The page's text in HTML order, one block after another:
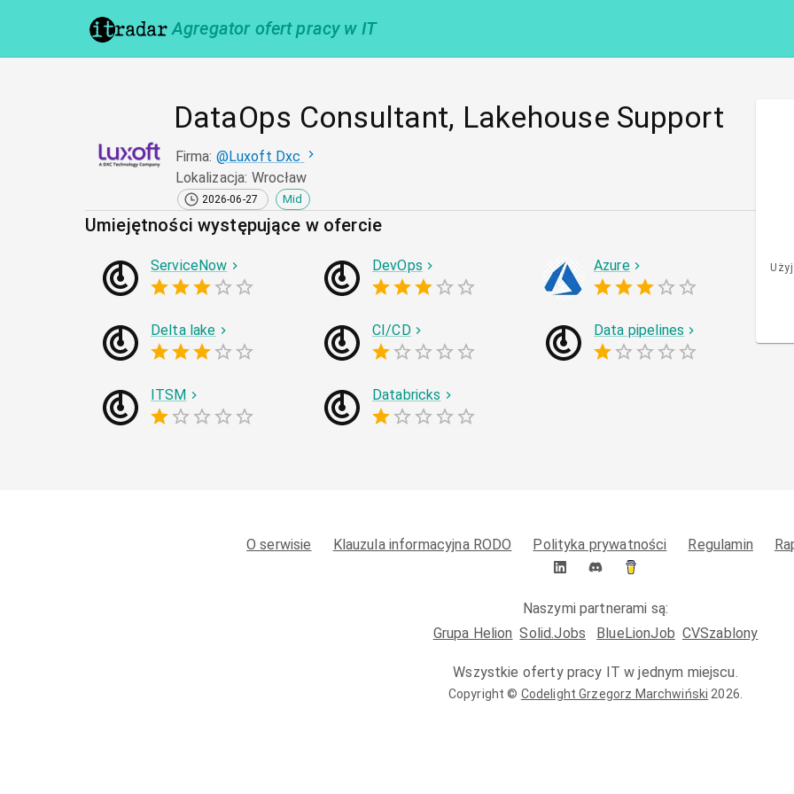
Agregator ofert pracy w IT
DataOps Consultant, Lakehouse Support
Firma: @Luxoft Dxc
Lokalizacja: Wrocław
2026-06-27 Mid
Umiejętności występujące w ofercie
ServiceNow DevOps Azure
Delta lake CI/CD Data pipelines
ITSM Databricks
O serwisie Klauzula informacyjna RODO Polityka prywatności Regulamin
Naszymi partnerami są:
Grupa Helion Solid.Jobs BlueLionJob CVSzablony
Wszystkie oferty pracy IT w jednym miejscu.
Copyright © Codelight Grzegorz Marchwiński 2026